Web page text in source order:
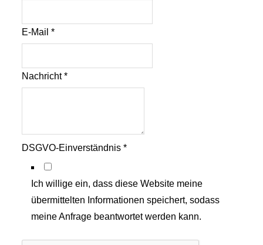
E-Mail *
Nachricht*
DSGVO-Einverständnis *
Ich willige ein, dass diese Website meine
übermittelten Informationen speichert, sodass
meine Anfrage beantwortet werden kann.